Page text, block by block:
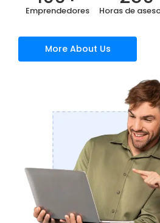
Emprendedores Horas de
More About Us